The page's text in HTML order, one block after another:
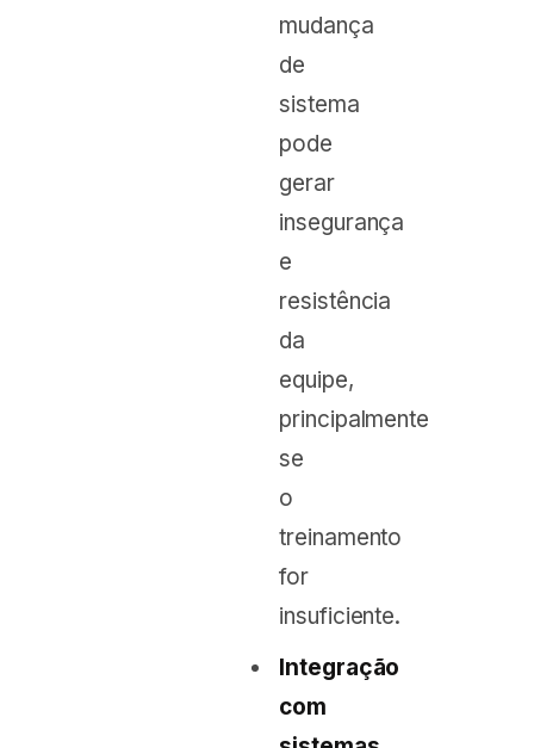
mudança
de
sistema
pode
gerar
insegurança
e
resistência
da
equipe,
principalmente
se
o
treinamento
for
insuficiente.
Integração
com